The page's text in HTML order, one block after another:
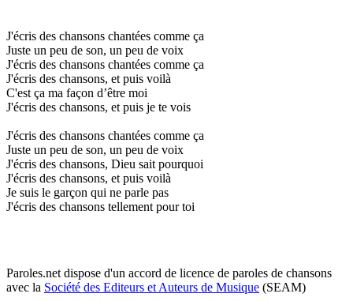
J'écris des chansons chantées comme ça
Juste un peu de son, un peu de voix
J'écris des chansons chantées comme ça
J'écris des chansons, et puis voilà
C'est ça ma façon d’être moi
J'écris des chansons, et puis je te vois
J'écris des chansons chantées comme ça
Juste un peu de son, un peu de voix
J'écris des chansons, Dieu sait pourquoi
J'écris des chansons, et puis voilà
Je suis le garçon qui ne parle pas
J'écris des chansons tellement pour toi
Paroles.net dispose d'un accord de licence de paroles de chansons
avec la Société des Editeurs et Auteurs de Musique (SEAM)